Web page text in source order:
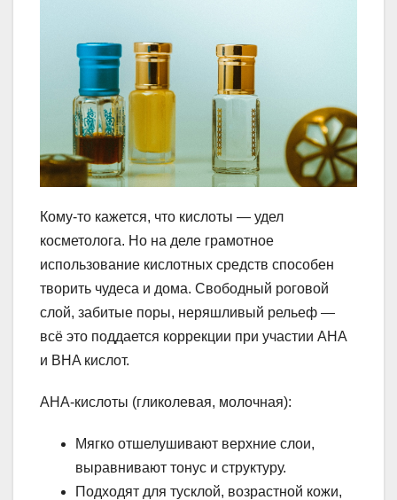
Кому-то кажется, что кислоты — удел
косметолога. Но на деле грамотное
использование кислотных средств способен
творить чудеса и дома. Свободный роговой
слой, забитые поры, неряшливый рельеф —
всё это поддается коррекции при участии AHA
и BHA кислот.
AHA-кислоты (гликолевая, молочная):
Мягко отшелушивают верхние слои,
выравнивают тонус и структуру.
Подходят для тусклой, возрастной кожи,